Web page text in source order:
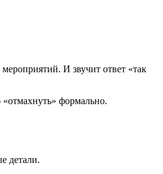
И звучит ответ «так
«отмахнуть» формально.
детали.